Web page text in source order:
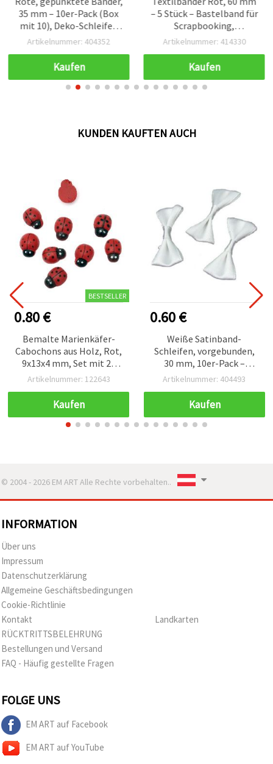
35 mm – 10er-Pack (Box
mit 10), Deko-Schleifen
für DIY-Basteln,
Geschenkverpackung
Artikelnummer: 404352
Kaufen
– 5 Stück – Bastelband für
Scrapbooking,
Kartenbasteln &
Artikelnummer: 414330
Kaufen
KUNDEN KAUFTEN AUCH
BESTSELLER
0.80 €
Bemalte Marienkäfer-
Cabochons aus Holz, Rot,
9x13x4 mm, Set mit 20
Stück – flache Rückseite,
Scrapbooking, Karten &
Schmuck
Artikelnummer: 122643
Kaufen
0.60 €
Weiße Satinband-
Schleifen, vorgebunden,
30 mm, 10er-Pack –
Bastel- &
Hochzeitsdeko,
Scrapbooking und
Haarschmuck
Artikelnummer: 404493
Kaufen
© 2004 - 2026 EM ART Alle Rechte vorbehalten..
INFORMATION
Über uns
Impressum
Datenschutzerklärung
Allgemeine Geschäftsbedingungen
Cookie-Richtlinie
Kontakt
RÜCKTRITTSBELEHRUNG
Bestellungen und Versand
FAQ - Häufig gestellte Fragen
Landkarten
FOLGE UNS
EM ART auf Facebook
EM ART auf YouTube